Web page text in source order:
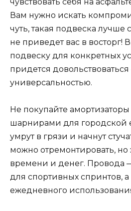
Вам нужно искать
чуть, такая подвеска лучше
не приведет вас в восторг!
подвеску для конкретных
придется
универсальностью.
Не покупайте
шарнирами для городской
умрут в грязи и начнут
можно отремонтировать, но
времени и денег. Провода
для спортивных спринтов, а
ежедневного